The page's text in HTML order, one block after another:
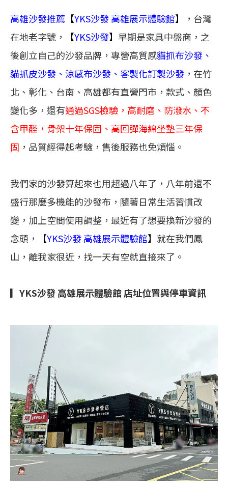
高雄沙發推薦 【YKS沙發 高雄展示體驗館】
，台灣
在地老字號，
【YKS沙發】 早期是家具中盤商，之
後創立自己的沙發品牌，專營高質感貓抓布沙發、
貓抓皮沙發、涼感布沙發、客製化訂製沙發 ，在竹
北、彰化、台南、高雄都有直營門市，款式、顏色
變化多，還有通過SGS檢驗，高耐磨、防潑水、不
含甲醛，骨架十年保固、高回彈海綿坐墊三年保
固 ，品質經得起考驗，售後服務也免煩惱。
我們家的沙發算起來也用超過八年了，八年前還不
盛行那麼多機能的沙發布，隨著日常生活習慣改
變，加上空間使用調整，最近有了想要換新沙發的
念頭，
【YKS沙發 高雄展示體驗館】 就在我們鳳
山，離我家很近，找一天有空就直接來了。
▎YKS沙發 高雄展示體驗館 店址位置與停車資訊